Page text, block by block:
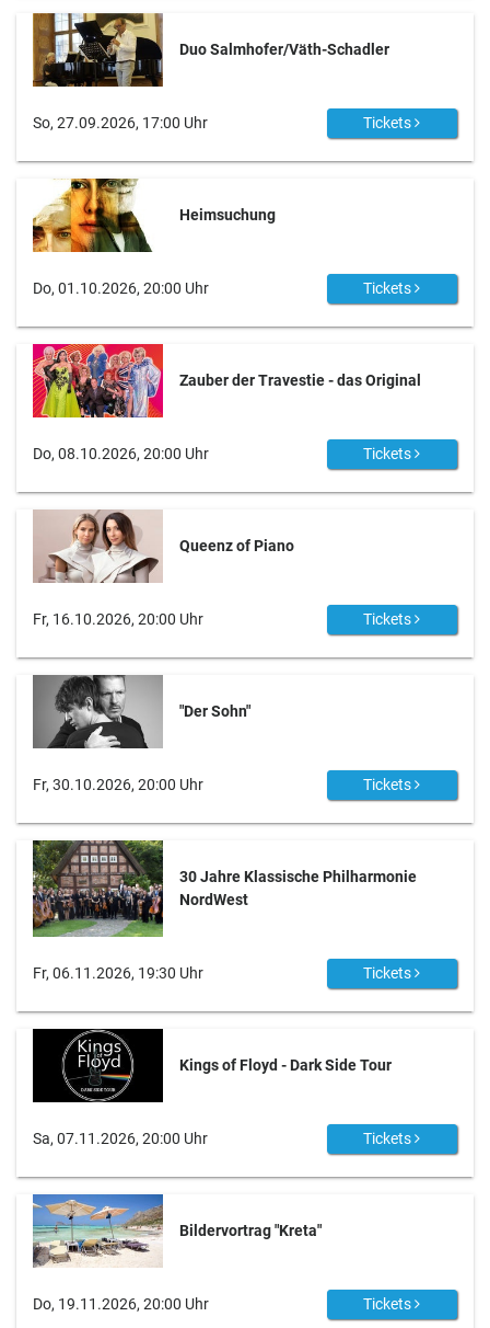
Duo Salmhofer/Väth-Schadler
So, 27.09.2026, 17:00 Uhr Tickets
Heimsuchung
Do, 01.10.2026, 20:00 Uhr Tickets
Zauber der Travestie - das Original
Do, 08.10.2026, 20:00 Uhr Tickets
Queenz of Piano
Fr, 16.10.2026, 20:00 Uhr Tickets
"Der Sohn"
Fr, 30.10.2026, 20:00 Uhr Tickets
30 Jahre Klassische Philharmonie
NordWest
Fr, 06.11.2026, 19:30 Uhr Tickets
Kings of Floyd - Dark Side Tour
Sa, 07.11.2026, 20:00 Uhr Tickets
Bildervortrag "Kreta"
Do, 19.11.2026, 20:00 Uhr Tickets